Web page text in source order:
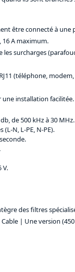
être connecté à une
16 A maximum.
surcharges
(téléphone,
une installation facilitée.
de 500 kHz à 30 MHz.
N, L-PE, N-PE).
V.
des filtres
| Une version